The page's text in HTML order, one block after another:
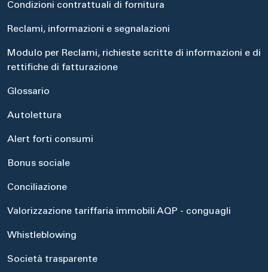
Condizioni contrattuali di fornitura
Reclami, informazioni e segnalazioni
Modulo per Reclami, richieste scritte di informazioni e di
rettifiche di fatturazione
Glossario
Autolettura
Alert forti consumi
Bonus sociale
Conciliazione
Valorizzazione tariffaria immobili AQP - conguagli
Whistleblowing
Società trasparente